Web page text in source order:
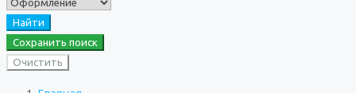
Найти
Сохранить поиск
Очистить